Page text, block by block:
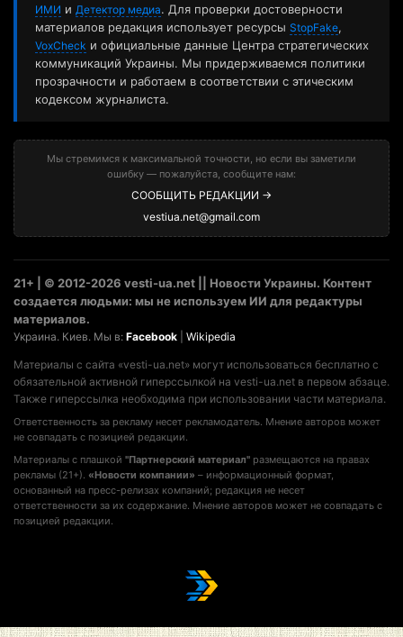
ИМИ и Детектор медиа. Для проверки достоверности
материалов редакция использует ресурсы StopFake,
VoxCheck и официальные данные Центра стратегических
коммуникаций Украины. Мы придерживаемся политики
прозрачности и работаем в соответствии с этическим
кодексом журналиста.
Мы стремимся к максимальной точности, но если вы заметили
ошибку — пожалуйста, сообщите нам:
СООБЩИТЬ РЕДАКЦИИ →
vestiua.net@gmail.com
21+ | © 2012-2026 vesti-ua.net || Новости Украины. Контент
создается людьми: мы не используем ИИ для редактуры
материалов.
Украина. Киев. Мы в: Facebook Wikipedia
Материалы с сайта «vesti-ua.net» могут использоваться бесплатно с
обязательной активной гиперссылкой на vesti-ua.net в первом абзаце.
Также гиперссылка необходима при использовании части материала.
Ответственность за рекламу несет рекламодатель. Мнение авторов может
не совпадать с позицией редакции.
Материалы с плашкой "Партнерский материал" размещаются на правах
рекламы (21+). «Новости компании» – информационный формат,
основанный на пресс-релизах компаний; редакция не несет
ответственности за их содержание. Мнение авторов может не совпадать с
позицией редакции.